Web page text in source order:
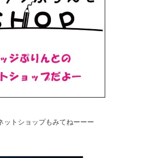
ットショップもみてねーーー